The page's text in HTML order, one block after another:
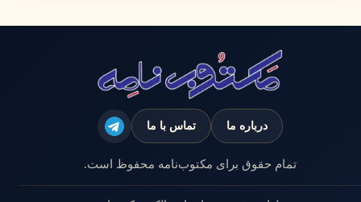
درباره ما تماس با ما
تمام حقوق برای مکتوب‌نامه محفوظ است.